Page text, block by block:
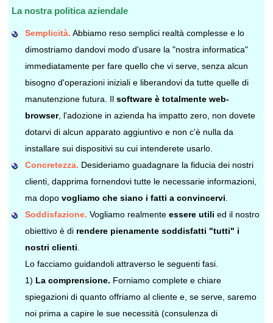
La nostra politica aziendale
Semplicità. Abbiamo reso semplici realtà complesse e lo
dimostriamo dandovi modo d'usare la "nostra informatica"
immediatamente per fare quello che vi serve, senza alcun
bisogno d'operazioni iniziali e liberandovi da tutte quelle di
manutenzione futura. Il software è totalmente web-
browser, l'adozione in azienda ha impatto zero, non dovete
dotarvi di alcun apparato aggiuntivo e non c'è nulla da
installare sui dispositivi su cui intenderete usarlo.
Concretezza. Desideriamo guadagnare la fiducia dei nostri
clienti, dapprima fornendovi tutte le necessarie informazioni,
ma dopo vogliamo che siano i fatti a convincervi
Soddisfazione. Vogliamo realmente essere utili ed il nostro
obiettivo è di rendere pienamente soddisfatti "tutti" i
nostri clienti
Lo facciamo guidandoli attraverso le seguenti fasi.
1) La comprensione. Forniamo complete e chiare
spiegazioni di quanto offriamo al cliente e, se serve, saremo
noi prima a capire le sue necessità (consulenza di